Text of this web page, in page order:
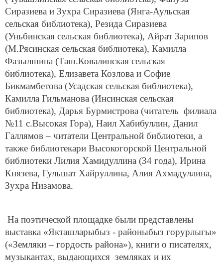
Сиразиева и Зухра Сиразиева (Янга-Аульская
сельская библиотека), Резида Сиразиева
(Уньбинская сельская библиотека), Айрат Зарипов
(М.Рясинская сельская библиотека), Камилла
Фазылшина (Таш.Ковалинская сельская
библиотека), Елизавета Козлова и Софие
Бикмамбетова (Усадская сельская библиотека),
Камилла Гильманова (Инсинская сельская
библиотека), Дарья Бурмистрова (читатель филиала
№11 с.Высокая Гора), Наил Хабибуллин, Данил
Галлямов – читатели Центральной библиотеки, а
также библиотекари Высокогорской Центральной
библиотеки Лилия Хамидуллина (34 года), Ирина
Князева, Гульшат Хайруллина, Алия Ахмадуллина,
Зухра Низамова.
На поэтической площадке были представлены
выставка «Якташларыбыз - районыбыз горурлыгы»
(«Земляки – гордость района»), книги о писателях,
музыкантах, выдающихся земляках и их